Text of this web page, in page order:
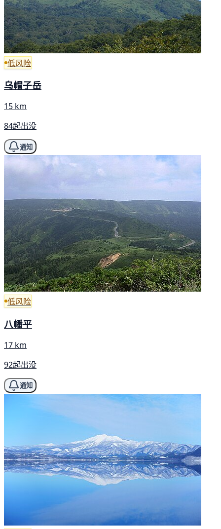
低风险
乌帽子岳
15 km
84起出没
通知
低风险
八幡平
17 km
92起出没
通知